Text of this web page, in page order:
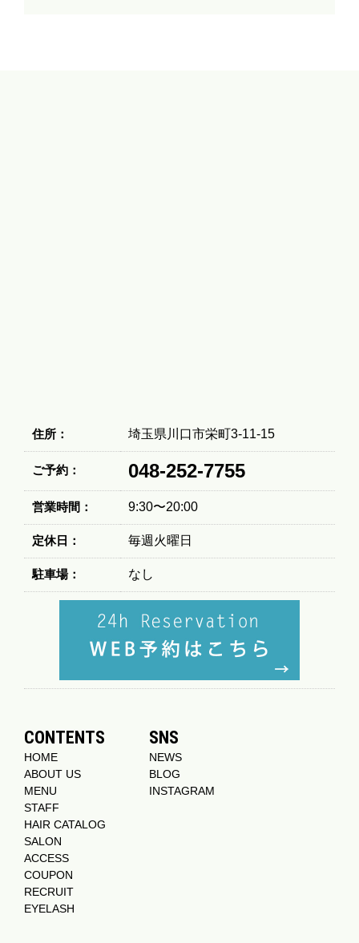
住所： 埼玉県川口市栄町3-11-15
ご予約： 048-252-7755
営業時間： 9:30〜20:00
定休日： 毎週火曜日
駐車場： なし
CONTENTS
HOME
ABOUT US
MENU
STAFF
HAIR CATALOG
SALON
ACCESS
COUPON
RECRUIT
EYELASH
SNS
NEWS
BLOG
INSTAGRAM